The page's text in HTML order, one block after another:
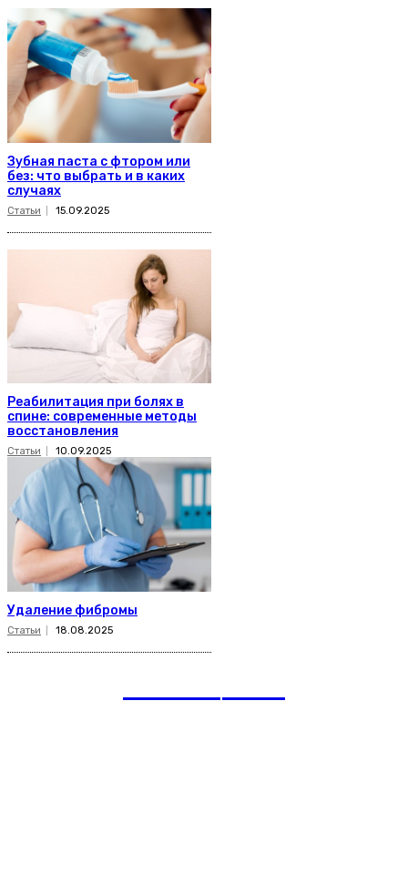
Зубная паста с фтором или
без: что выбрать и в каких
случаях
Статьи 15.09.2025
Реабилитация при болях в
спине: современные методы
восстановления
Статьи 10.09.2025
Удаление фибромы
Статьи 18.08.2025